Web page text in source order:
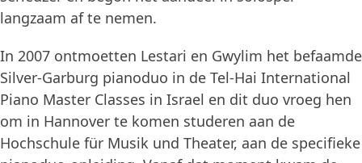
langzaam af te nemen.
In 2007 ontmoetten Lestari en Gwylim het befaamde
Silver-Garburg pianoduo in de Tel-Hai International
Piano Master Classes in Israel en dit duo vroeg hen
om in Hannover te komen studeren aan de
Hochschule für Musik und Theater, aan de specifieke